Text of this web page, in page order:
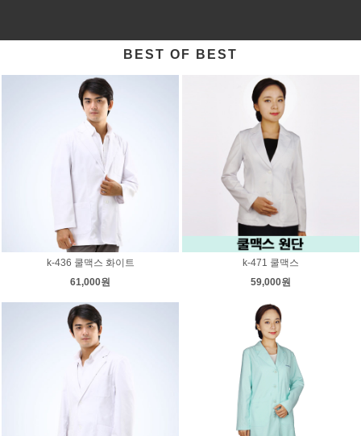
BEST OF BEST
k-436 쿨맥스 화이트
61,000원
k-471 쿨맥스
59,000원